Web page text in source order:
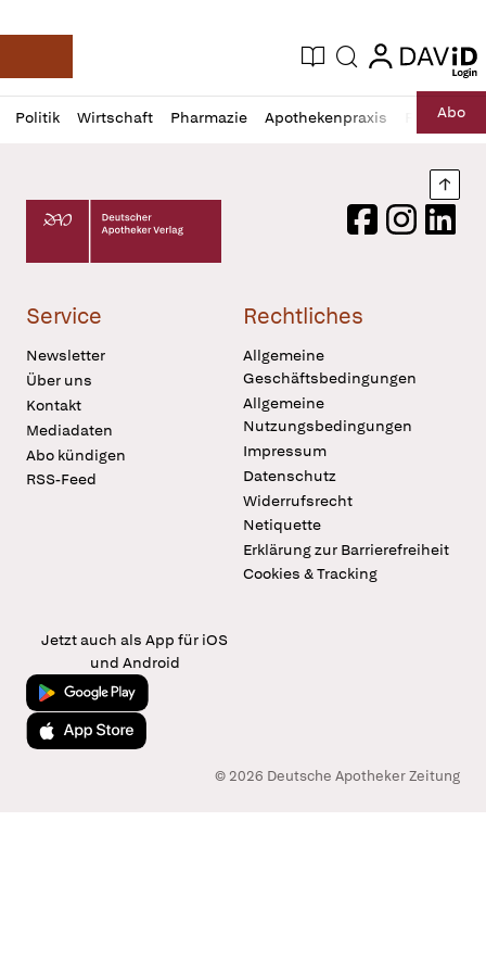
Deutsche Apotheker Zeitung
Aktuelle Ausgabe
Suche login
login
Politik Wirtschaft Pharmazie Apothekenpraxis RechtAbo
Profil
öffnen
Daz
Pur
Deutscher Apotheker Verlag Logo
FacebookInstagram
Service
Newsletter
Über uns
Kontakt
Mediadaten
Abo kündigen
RSS-Feed
Rechtliches
Allgemeine
Geschäftsbedingungen
Allgemeine
Nutzungsbedingungen
Impressum
Datenschutz
Widerrufsrecht
Netiquette
Erklärung zur Barrierefreiheit
Cookies & Tracking
Jetzt auch als App für iOS
und Android
Jetzt bei Google Play
Laden im App Store
© 2026 Deutsche Apotheker Zeitung